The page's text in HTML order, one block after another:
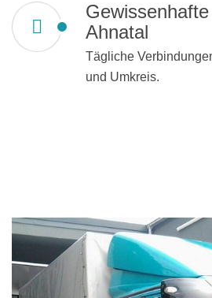
Ahnatal
Tägliche
und Umkreis.